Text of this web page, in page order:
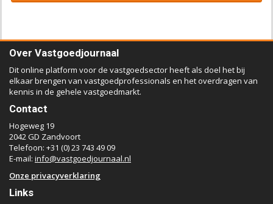
Over Vastgoedjournaal
Dit online platform voor de vastgoedsector heeft als doel het bij
elkaar brengen van vastgoedprofessionals en het overdragen van
kennis in de gehele vastgoedmarkt.
Contact
Hogeweg 19
2042 GD Zandvoort
Telefoon: +31 (0) 23 743 49 09
E-mail: info@vastgoedjournaal.nl
Onze privacyverklaring
Links